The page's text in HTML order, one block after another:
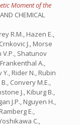
Moment of the
CHEMICAL
R.M., Hazen E.,
J., Morse
V.P., Shatunov
A.,
Rider N., Rubin
Convery M.E.,
J., Kiburg B.,
J.P., Nguyen H.,
E.,
C.,